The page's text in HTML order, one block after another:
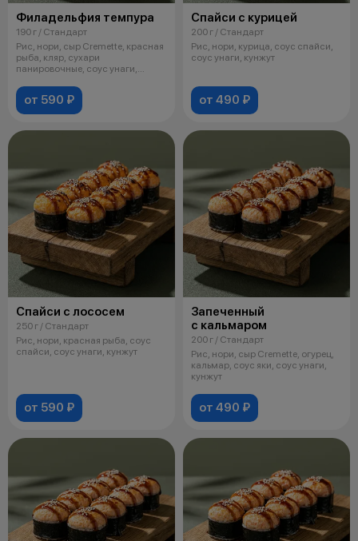
Филадельфия темпура
190 г / Стандарт
Рис, нори, сыр Cremette, красная
рыба, кляр, сухари
панировочные, соус унаги,
от 590 ₽
Спайси с курицей
200 г / Стандарт
Рис, нори, курица, соус спайси,
соус унаги, кунжут
от 490 ₽
Спайси с лососем
250 г / Стандарт
Рис, нори, красная рыба, соус
спайси, соус унаги, кунжут
от 590 ₽
Запеченный
с кальмаром
200 г / Стандарт
Рис, нори, сыр Cremette, огурец,
кальмар, соус яки, соус унаги,
кунжут
от 490 ₽